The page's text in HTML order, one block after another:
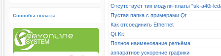
Способы оплаты
Отсутствует тип модуля-платы "sk-a40i-
Пустая папка с примерами Qt
Как отсоединить Ethernet
Qt Kit
Полное наименование разъёма
аппаратное ускорение графики